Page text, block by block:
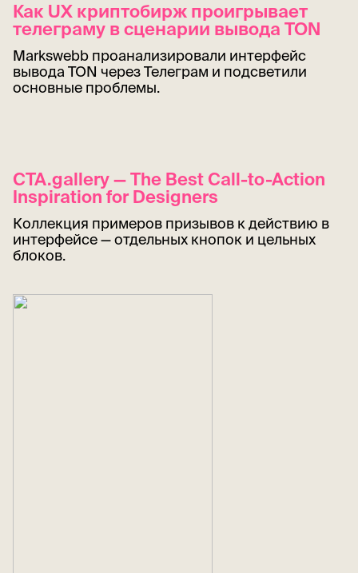
Как UX криптобирж проигрывает
телеграму в сценарии вывода TON
Markswebb проанализировали интерфейс
вывода TON через Телеграм и подсветили
основные проблемы.
CTA.gallery — The Best Call-to-Action
Inspiration for Designers
Коллекция примеров призывов к действию в
интерфейсе — отдельных кнопок и цельных
блоков.